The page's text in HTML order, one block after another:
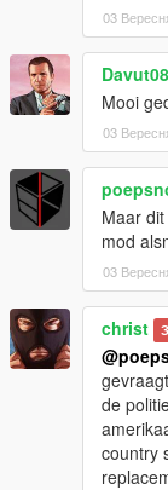
03
Davut08
Mooi
03
Maar
mod
03
christ
de
country